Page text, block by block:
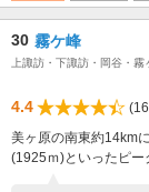
30 霧ケ峰
上諏訪・下諏訪・岡谷・
4.4
美ヶ原の南東約14km
(1925ｍ)といったピ